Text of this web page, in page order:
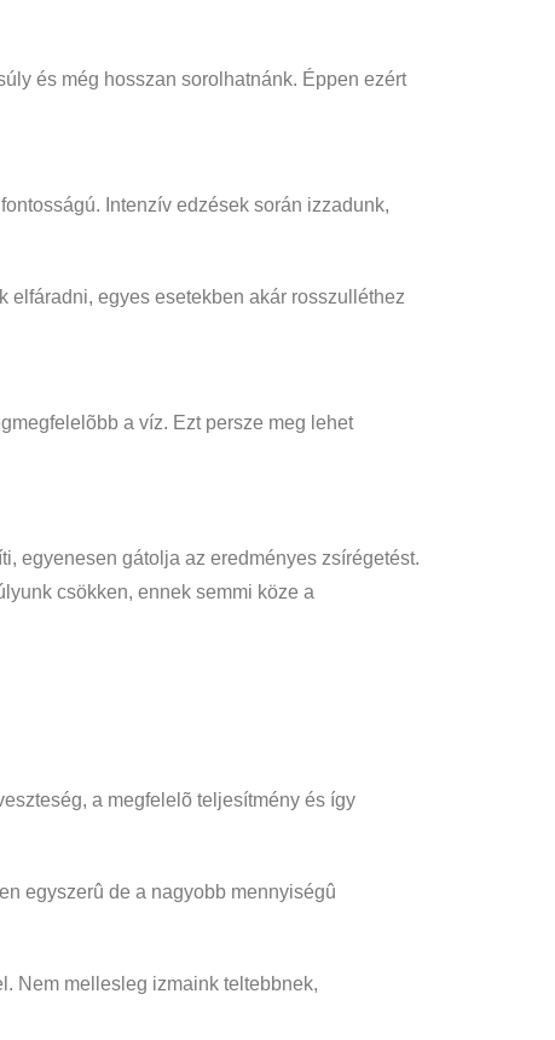
és még hosszan sorolhatnánk. Éppen ezért
Intenzív edzések során izzadunk,
elfáradni, egyes esetekben akár rosszulléthez
a víz. Ezt persze meg lehet
egyenesen gátolja az eredményes zsírégetést.
csökken, ennek semmi köze a
a megfelelõ teljesítmény és így
egyszerû de a nagyobb mennyiségû
Nem mellesleg izmaink teltebbnek,